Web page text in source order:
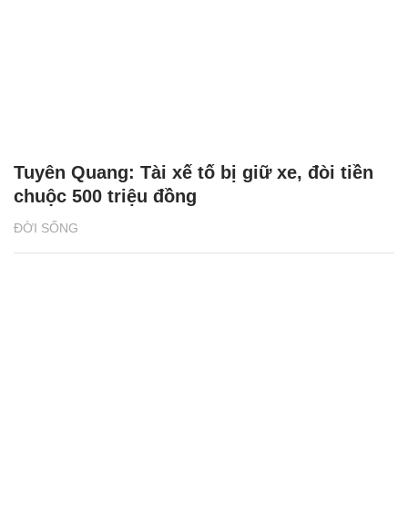
ĐỜI SỐNG
Tuyên Quang: Tài xế tố bị giữ xe, đòi tiền
chuộc 500 triệu đồng